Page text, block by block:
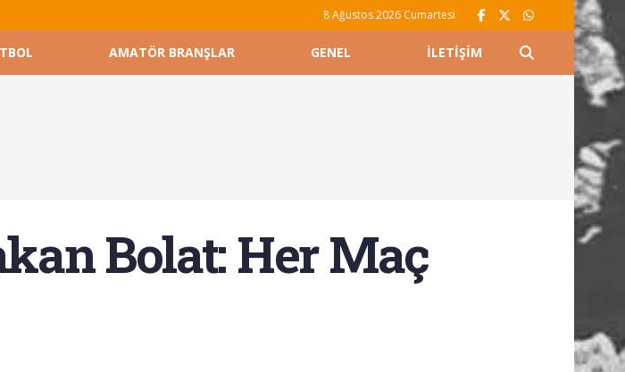
8 Ağustos 2026 Cumartesi
AMATÖR BRANŞLAR GENEL İLETIŞIM
Bolat: Her Maç